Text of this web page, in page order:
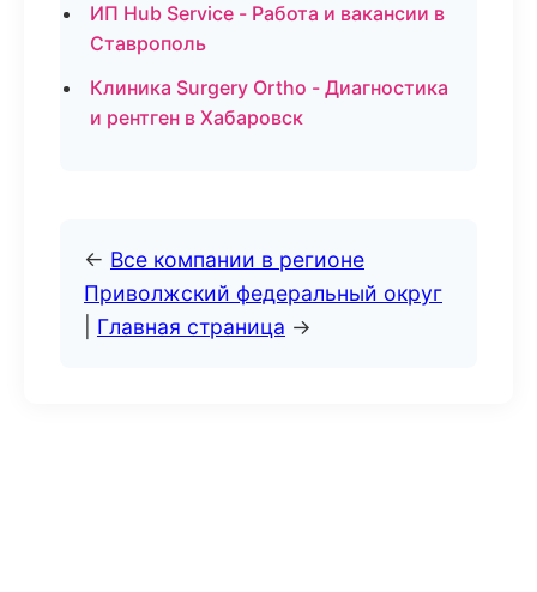
ИП Hub Service - Работа и вакансии в
Ставрополь
Клиника Surgery Ortho - Диагностика
и рентген в Хабаровск
← Все компании в регионе
Приволжский федеральный округ
Главная страница →